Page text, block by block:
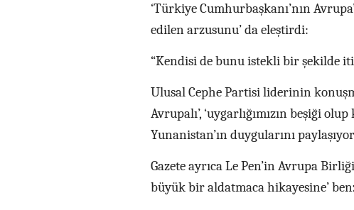
‘Türkiye Cumhurbaşkanı’nın
edilen arzusunu’ da eleştirdi:
“Kendisi de bunu istekli bir şekilde
Ulusal Cephe Partisi liderinin
Avrupalı’, ‘uygarlığımızın beşiği
Yunanistan’ın duygularını
Gazete ayrıca Le Pen’in Avrupa
büyük bir aldatmaca hikayesine’